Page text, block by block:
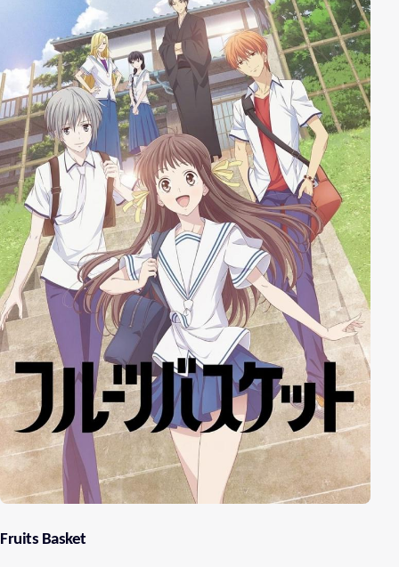
mutigen und wunderschönen »Schiffsmädchen« der
Schlüssel zum Sieg gegen die Sirens. Doch nun, da der
Kampf vorbei ist und die Sirens zurückgeschlagen
werden konnten, geraten die unterschiedlichen
Philosophien der vier Lager aneinander … Während
die Iron Bloods und das Sakura Empire die Macht der
Sirens untersuchen und selbst nutzen wollen, stellen
sich die Eagle Union und die Royal Navy diesem
Vorhaben in den Weg. Einst noch engste Verbündete,
verlassen Iron Blood und Sakura Empire nun die »Azur
Lane« und gründen die »Red Axis«. Mit Argwohn
gegenüber dem ehemaligen Freund, errichtet die
»Azur Lane« eine neue Basis im Ozean, um die
Machenschaften der »Red Axis« im Auge zu behalten …
Fruits Basket